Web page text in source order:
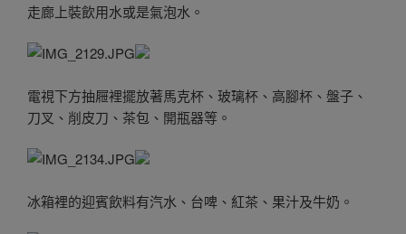
走廊上裝飲用水或是氣泡水。
電視下方抽屜裡擺放著馬克杯、玻璃杯、高腳杯、盤子、
刀叉、削皮刀、茶包、開瓶器等。
冰箱裡的迎賓飲料有汽水、台啤、紅茶、果汁及牛奶。